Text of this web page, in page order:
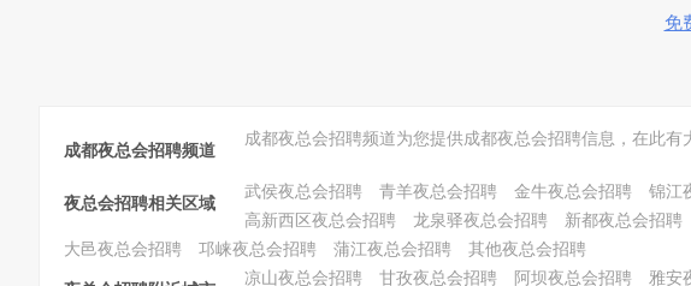
免
成都夜总会招聘频道
成都夜总会招聘频道为您提供成都夜总会招聘信息，在此
夜总会招聘相关区域
武侯夜总会招聘 青羊夜总会招聘 金牛夜总会招聘 锦江
高新西区夜总会招聘
龙泉驿夜总会招聘 新都夜总会招聘
大邑夜总会招聘
邛崃夜总会招聘 蒲江夜总会招聘 其他夜总会招聘
凉山夜总会招聘 甘孜夜总会招聘 阿坝夜总会招聘 雅安